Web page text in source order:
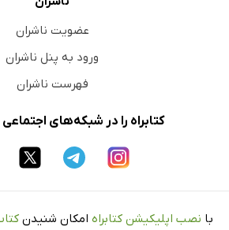
عضویت ناشران
ورود به پنل ناشران
فهرست ناشران
کتابراه را در شبکه‌های
با نصب اپلیکیشن کتابراه امکان شنیدن